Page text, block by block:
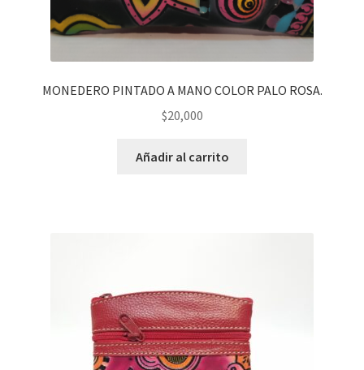
MONEDERO PINTADO A MANO COLOR PALO ROSA.
$20,000
Añadir al carrito